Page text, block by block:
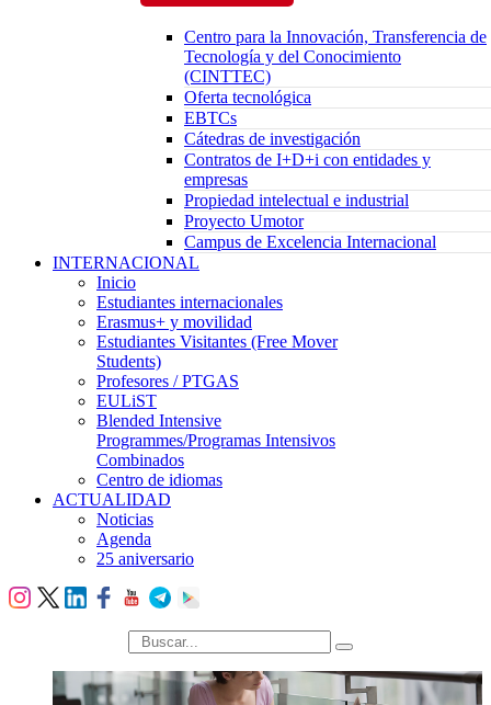
Centro para la Innovación, Transferencia de
Tecnología y del Conocimiento
(CINTTEC)
Oferta tecnológica
EBTCs
Cátedras de investigación
Contratos de I+D+i con entidades y
empresas
Propiedad intelectual e industrial
Proyecto Umotor
Campus de Excelencia Internacional
INTERNACIONAL
Inicio
Estudiantes internacionales
Erasmus+ y movilidad
Estudiantes Visitantes (Free Mover
Students)
Profesores / PTGAS
EULiST
Blended Intensive
Programmes/Programas Intensivos
Combinados
Centro de idiomas
ACTUALIDAD
Noticias
Agenda
25 aniversario
búsqueda